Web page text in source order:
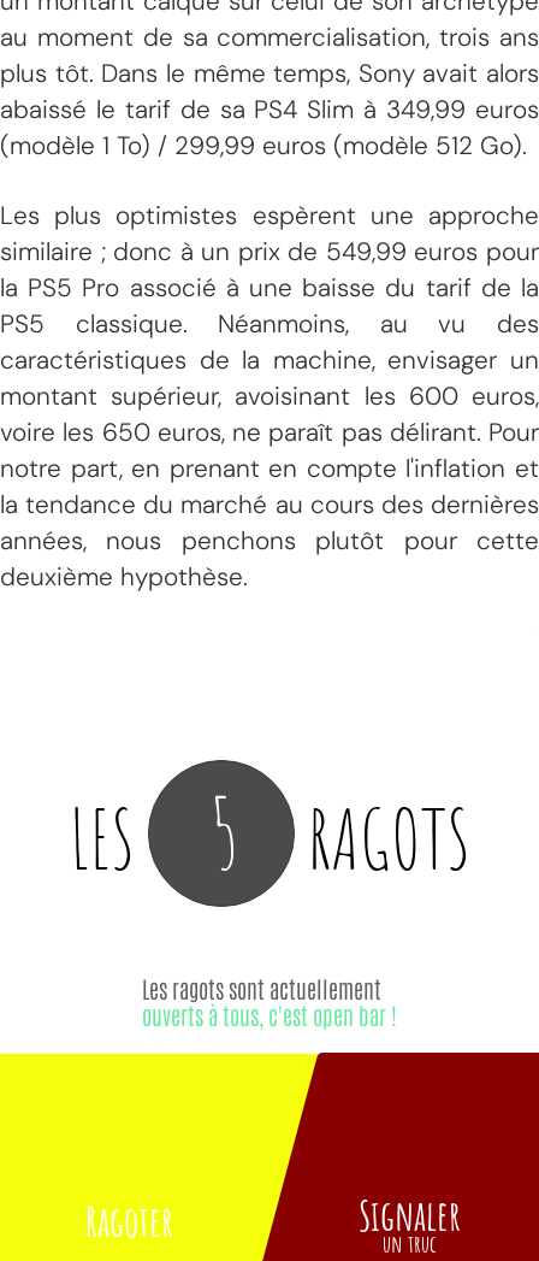
au moment de sa commercialisation, trois ans
plus tôt. Dans le même temps, Sony avait alors
abaissé le tarif de sa PS4 Slim à 349,99 euros
(modèle 1 To) / 299,99 euros (modèle 512 Go).
Les plus optimistes espèrent une approche
similaire ; donc à un prix de 549,99 euros pour
la PS5 Pro associé à une baisse du tarif de la
PS5 classique. Néanmoins, au vu des
caractéristiques de la machine, envisager un
montant supérieur, avoisinant les 600 euros,
voire les 650 euros, ne paraît pas délirant. Pour
notre part, en prenant en compte l'inflation et
la tendance du marché au cours des dernières
années, nous penchons plutôt pour cette
deuxième hypothèse.
LES 5 RAGOTS
Ragoter
Les ragots sont actuellement
ouverts à tous, c'est open bar !
Signaler
un truc